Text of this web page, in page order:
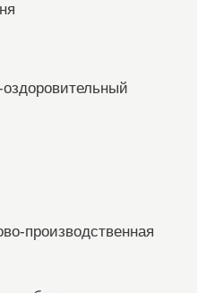
производственная